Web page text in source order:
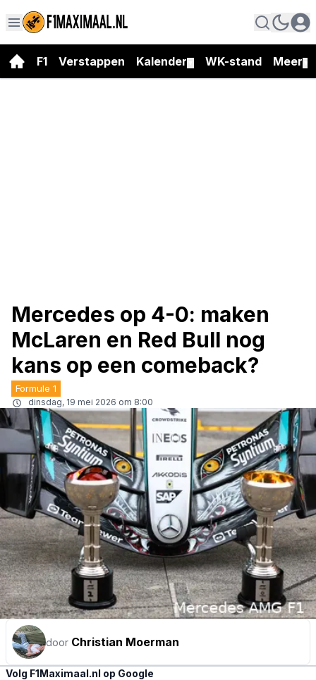
F1 Verstappen Kalender WK-stand Meer
Mercedes op 4-0: maken
McLaren en Red Bull nog
kans op een comeback?
Formule 1
dinsdag, 19 mei 2026 om 8:00
door Christian Moerman
Volg F1Maximaal.nl op Google